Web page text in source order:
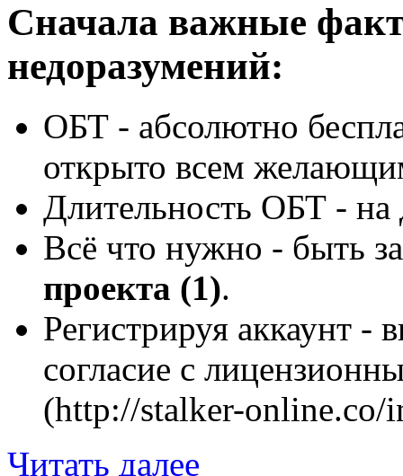
Сначала важные
недоразумений:
ОБТ - абсолютно
открыто всем
Длительность ОБТ -
Всё что нужно - быть
проекта (1).
Регистрируя
согласие с
(http://stalker-online.co/
Читать далее